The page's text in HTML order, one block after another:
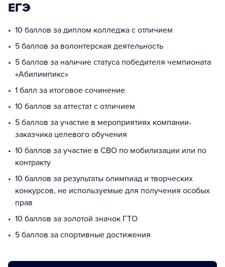
ЕГЭ
10 баллов за диплом колледжа с отличием
5 баллов за волонтерская деятельность
5 баллов за наличие статуса победителя чемпионата
«Абилимпикс»
1 балл за итоговое сочинение
10 баллов за аттестат с отличием
5 баллов за участие в мероприятиях компании-
заказчика целевого обучения
10 баллов за участие в СВО по мобилизации или по
контракту
10 баллов за результаты олимпиад и творческих
конкурсов, не используемые для получения особых
прав
10 баллов за золотой значок ГТО
5 баллов за спортивные достижения